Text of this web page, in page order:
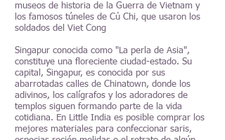
museos de historia de la Guerra de Vietnam y
los famosos túneles de Củ Chi, que usaron los
soldados del Viet Cong
Singapur conocida como "La perla de Asia",
constituye una floreciente ciudad-estado. Su
capital, Singapur, es conocida por sus
abarrotadas calles de Chinatown, donde los
adivinos, los calígrafos y los adoradores de
templos siguen formando parte de la vida
cotidiana. En Little India es posible comprar los
mejores materiales para confeccionar saris,